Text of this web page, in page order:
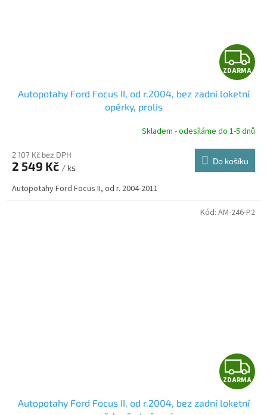
Z
D
R
ZDARMA
Autopotahy Ford Focus II, od r.2004, bez zadní loketní
opěrky, prolis
Skladem - odesíláme do 1-5 dnů
2 107 Kč bez DPH
2 549 Kč / ks
Do košíku
Autopotahy Ford Focus II, od r. 2004-2011
Z
D
ZDARMA
Autopotahy Ford Focus II, od r.2004, bez zadní loketní
Kód: AM-246-P2